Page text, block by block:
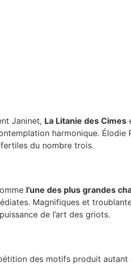
Janinet, La Litanie des Cimes
harmonique.
du nombre trois.
l’une des plus grandes
Magnifiques et
de l’art des griots.
des motifs produit autant